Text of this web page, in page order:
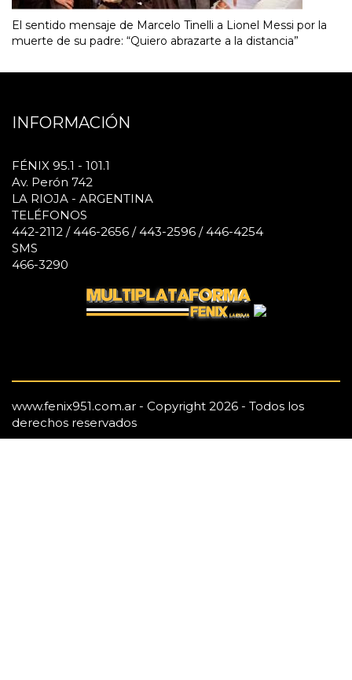
El sentido mensaje de Marcelo Tinelli a Lionel Messi por la
muerte de su padre: “Quiero abrazarte a la distancia”
INFORMACIÓN
FÉNIX 95.1 - 101.1
Av. Perón 742
LA RIOJA - ARGENTINA
TELÉFONOS
442-2112 / 446-2656 / 443-2596 / 446-4254
SMS
466-3290
www.fenix951.com.ar - Copyright 2026 - Todos los
derechos reservados